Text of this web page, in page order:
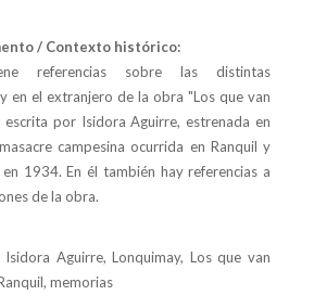
/ Contexto histórico:
referencias sobre las distintas
en el extranjero de la obra "Los que van
por Isidora Aguirre, estrenada en
campesina ocurrida en Ranquil y
1934. En él también hay referencias a
de la obra.
Isidora Aguirre, Lonquimay, Los que van
memorias